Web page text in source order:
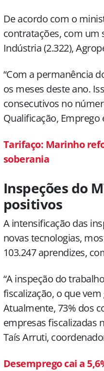
De acordo com o
contratações, com um
Indústria (2.322),
“Com a permanência
os meses deste ano.
consecutivos no
Qualificação, Emprego
Tarifaço: Marinho
soberania
Inspeções do
positivos
A intensificação das
novas tecnologias,
103.247 aprendizes,
“A inspeção do
fiscalização, o que
Atualmente, 73% dos
empresas fiscalizadas
Taís Arruti,
Desemprego cai a